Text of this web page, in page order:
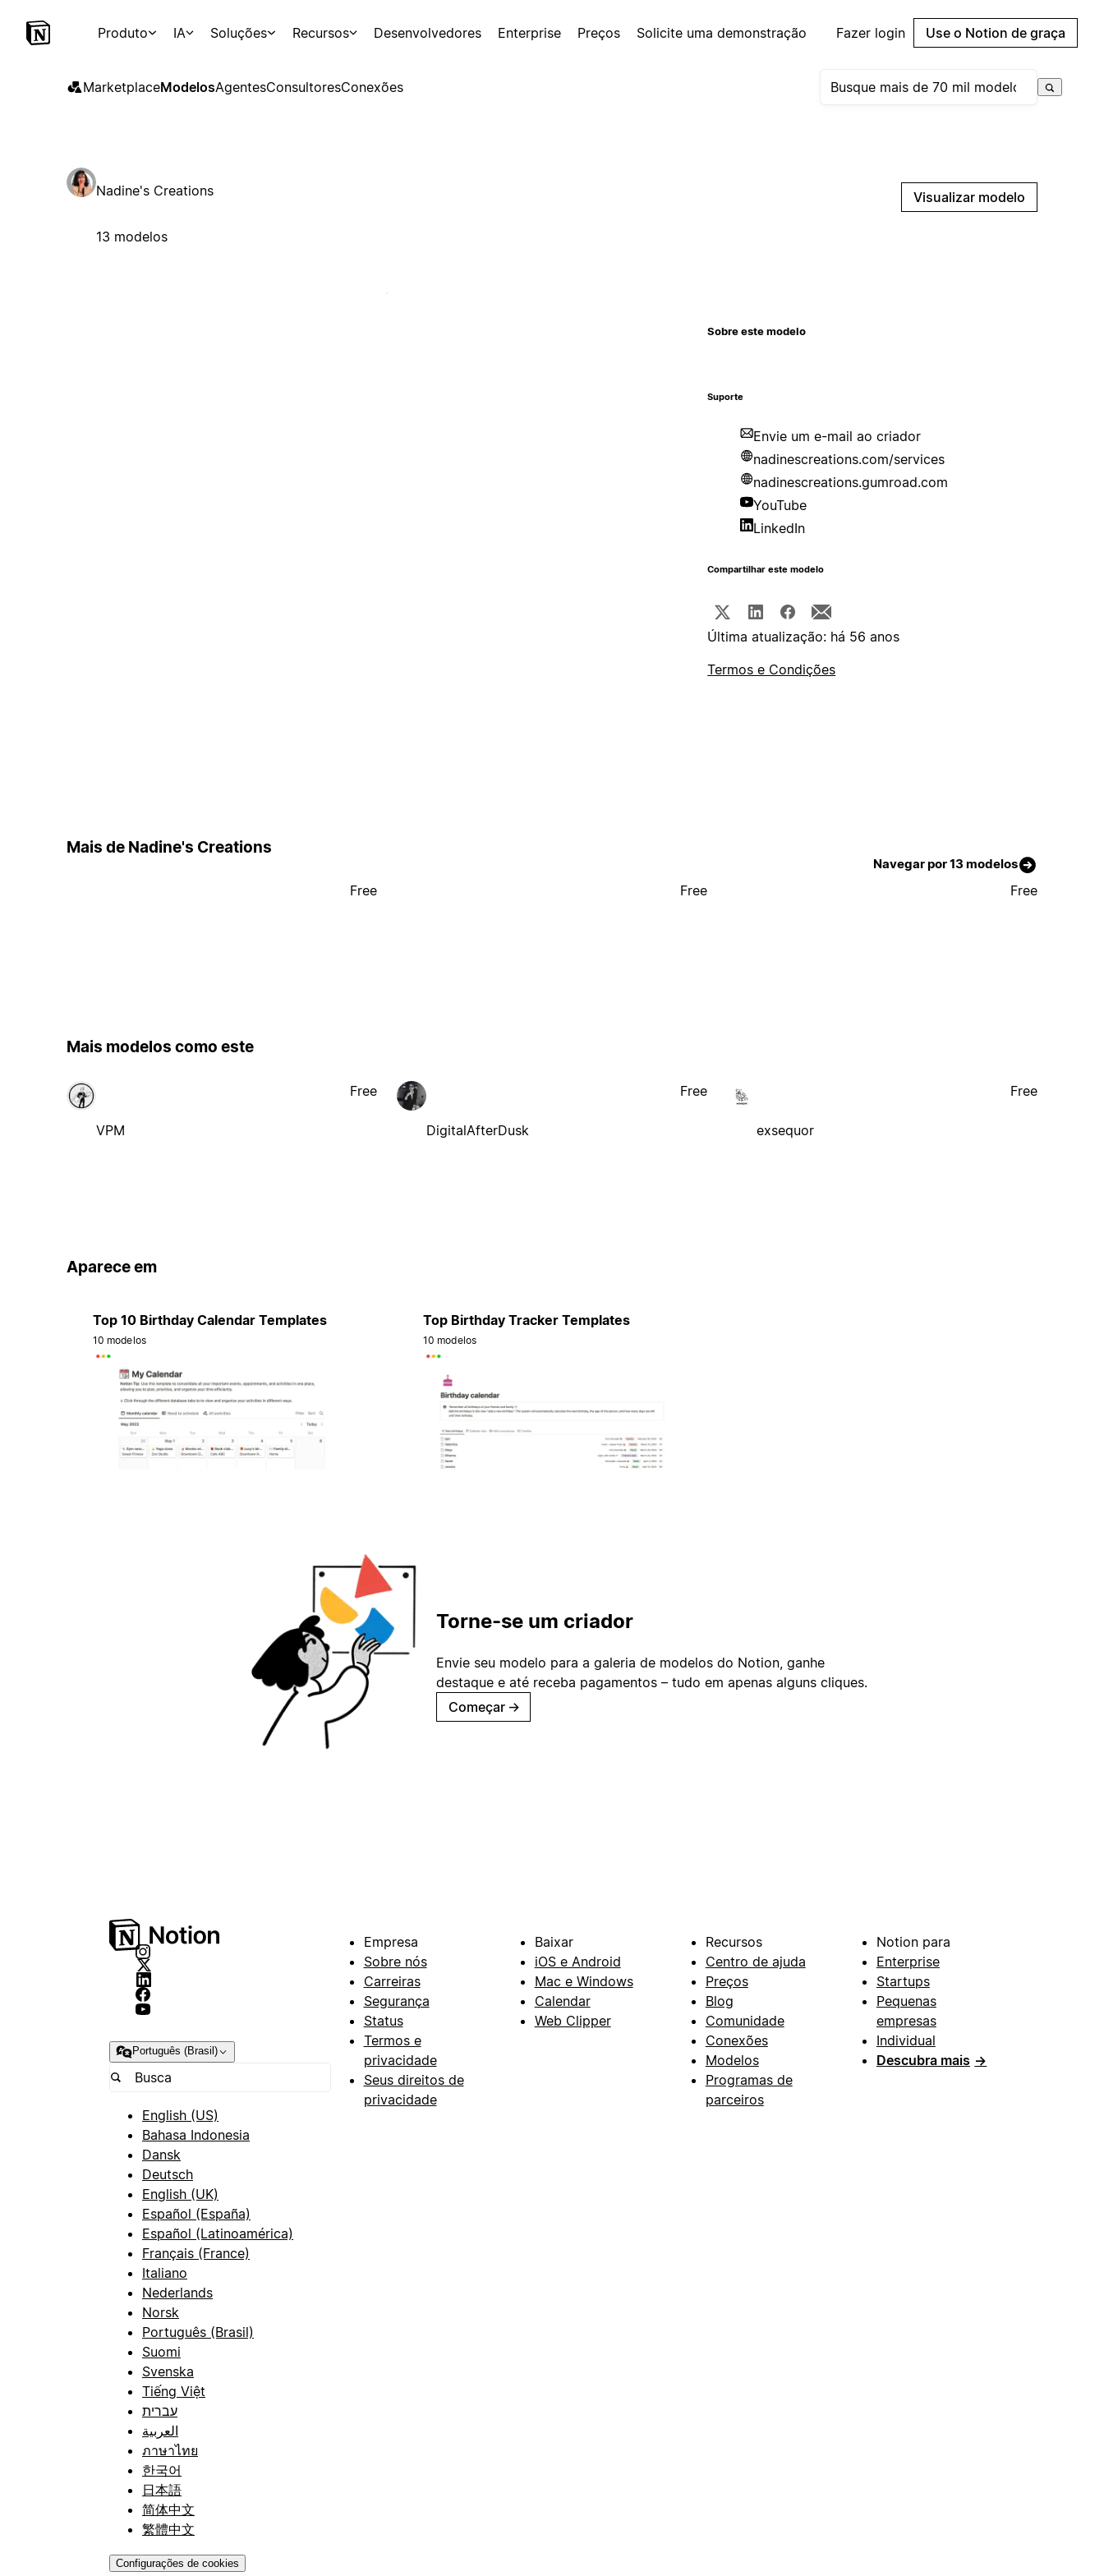
Produto IA Soluções Recursos Desenvolvedores Enterprise Preços Solicite uma demonstração Fazer login Use o Notion de graça
MarketplaceModelosAgentesConsultoresConexões
Nadine's Creations
13 modelos
Visualizar modelo
Sobre este modelo
Suporte
Envie um e-mail ao criador
nadinescreations.com/services
nadinescreations.gumroad.com
YouTube
LinkedIn
Compartilhar este modelo
Última atualização: há 56 anos
Termos e Condições
Mais de Nadine's Creations
Navegar por 13 modelos
Free Free Free
Mais modelos como este
VPM
Free
DigitalAfterDusk
Free
exsequor
Free
Aparece em
Top 10 Birthday Calendar Templates
10 modelos
Top Birthday Tracker Templates
10 modelos
Torne-se um criador
Envie seu modelo para a galeria de modelos do Notion, ganhe
destaque e até receba pagamentos – tudo em apenas alguns cliques.
Começar →
Português (Brasil)
English (US)
Bahasa Indonesia
Dansk
Deutsch
English (UK)
Español (España)
Español (Latinoamérica)
Français (France)
Italiano
Nederlands
Norsk
Português (Brasil)
Suomi
Svenska
Tiếng Việt
עברית
العربية
ภาษาไทย
한국어
日本語
简体中文
繁體中文
Configurações de cookies
Empresa
Sobre nós
Carreiras
Segurança
Status
Termos e
privacidade
Seus direitos de
privacidade
Baixar
iOS e Android
Mac e Windows
Calendar
Web Clipper
Recursos
Centro de ajuda
Preços
Blog
Comunidade
Conexões
Modelos
Programas de
parceiros
Notion para
Enterprise
Startups
Pequenas
empresas
Individual
Descubra mais →